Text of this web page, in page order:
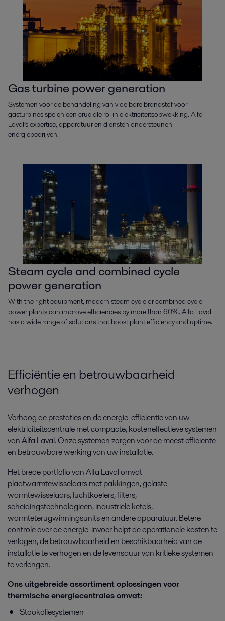
Gas turbine power generation
Systemen voor de behandeling van vloeibare brandstof voor
gasturbines spelen een cruciale rol in elektriciteitsopwekking. Alfa
Laval’s expertise, apparatuur en diensten ondersteunen
energiebedrijven.
Steam cycle and combined cycle
power generation
With the right equipment, modern steam cycle or combined cycle
power plants can improve efficiencies by more than 60%. Alfa Laval
has a wide range of solutions that boost plant efficiency and uptime.
Efficiëntie en betrouwbaarheid
verhogen
Verhoog de prestaties en de energie-efficiëntie van uw
elektriciteitscentrale met compacte, kosteneffectieve systemen
van Alfa Laval. Onze systemen zorgen voor de meest efficiënte
en betrouwbare werking van uw installatie.
Het brede portfolio van Alfa Laval omvat
plaatwarmtewisselaars met pakkingen, gelaste
warmtewisselaars, luchtkoelers, filters,
scheidingstechnologieën, industriële ketels,
warmteterugwinningsunits en andere apparatuur. Betere
controle over de energie-invoer helpt de operationele kosten te
verlagen, de betrouwbaarheid en beschikbaarheid van de
installatie te verhogen en de levensduur van kritieke systemen
te verlengen.
Ons uitgebreide assortiment oplossingen voor
thermische energiecentrales omvat:
Stookoliesystemen